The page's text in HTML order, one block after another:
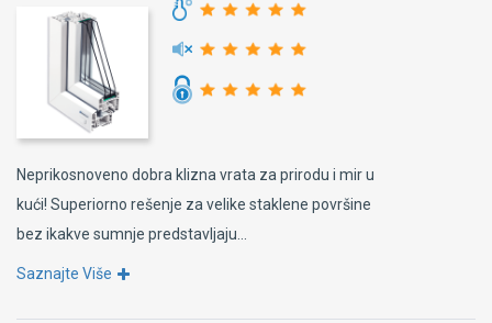
Neprikosnoveno dobra klizna vrata za prirodu i mir u
kući! Superiorno rešenje za velike staklene površine
bez ikakve sumnje predstavljaju...
Saznajte Više